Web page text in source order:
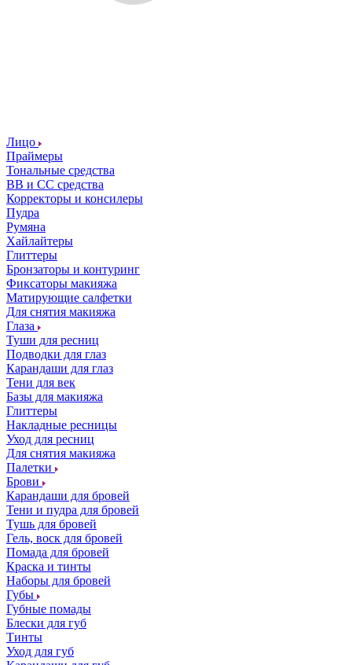
Лицо
Праймеры
Тональные средства
ВВ и СС средства
Корректоры и консилеры
Пудра
Румяна
Хайлайтеры
Глиттеры
Бронзаторы и контуринг
Фиксаторы макияжа
Матирующие салфетки
Для снятия макияжа
Глаза
Туши для ресниц
Подводки для глаз
Карандаши для глаз
Тени для век
Базы для макияжа
Глиттеры
Накладные ресницы
Уход для ресниц
Для снятия макияжа
Палетки
Брови
Карандаши для бровей
Тени и пудра для бровей
Тушь для бровей
Гель, воск для бровей
Помада для бровей
Краска и тинты
Наборы для бровей
Губы
Губные помады
Блески для губ
Тинты
Уход для губ